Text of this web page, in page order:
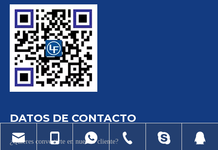
DATOS DE CONTACTO
¿Quieres convertirte en nuestro cliente?